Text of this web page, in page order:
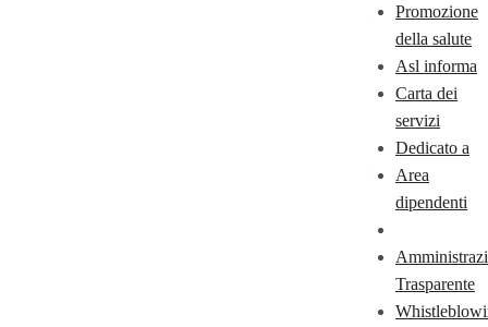
Promozione
della salute
Asl informa
Carta dei
servizi
Dedicato a
Area
dipendenti
Trasparente